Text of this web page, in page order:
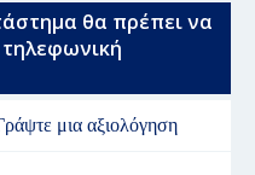
θα πρέπει να
τηλεφωνική
μια αξιολόγηση